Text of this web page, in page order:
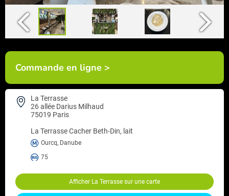
Commande en ligne >
La Terrasse
26 allée Darius Milhaud
75019 Paris
La TerrasseCacher Beth-Din, lait
Ourcq, Danube
75
Afficher La Terrasse sur une carte